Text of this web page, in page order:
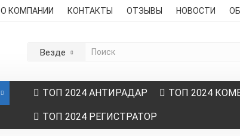
О КОМПАНИИ КОНТАКТЫ ОТЗЫВЫ НОВОСТИ
Везде
ТОП 2024 АНТИРАДАР ТОП 2024
ТОП 2024 РЕГИСТРАТОР